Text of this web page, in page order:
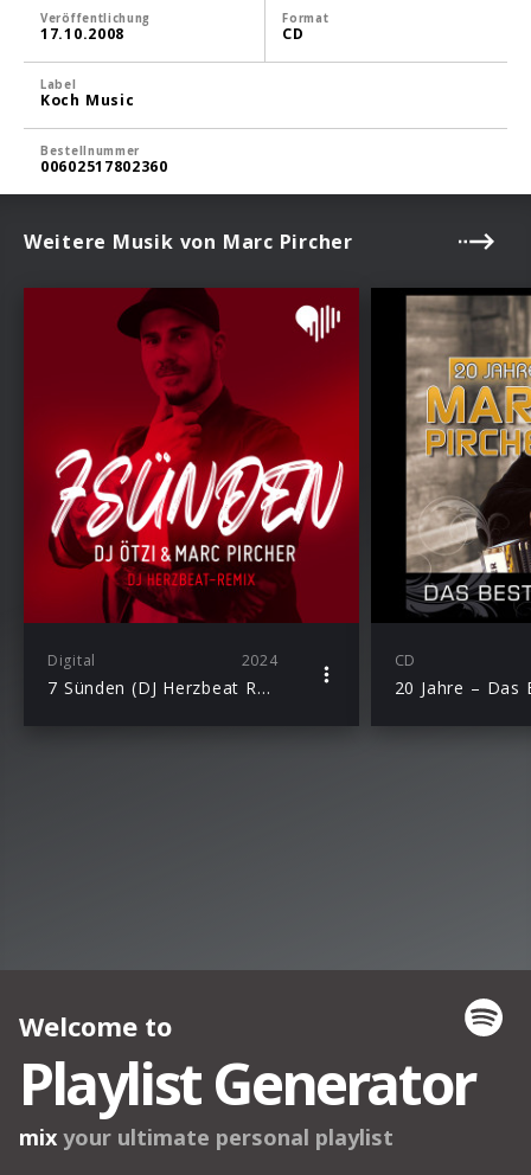
Veröffentlichung
17.10.2008
Format
CD
Label
Koch Music
Bestellnummer
00602517802360
Weitere Musik von Marc Pircher
Digital 2024
7 Sünden (DJ Herzbeat Remix) (Single)
CD